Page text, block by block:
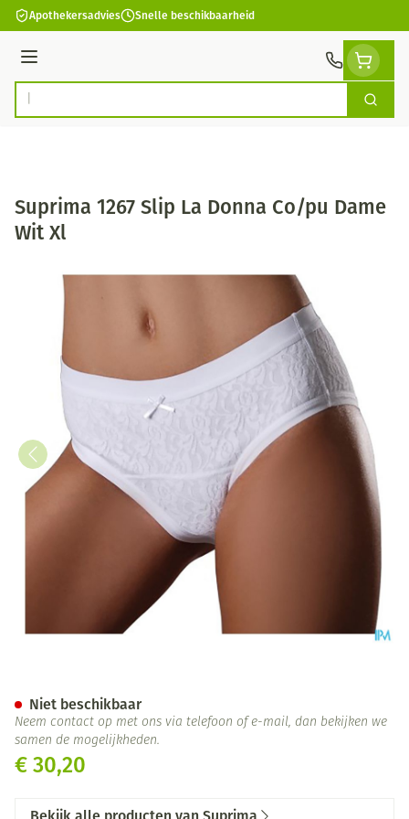
Ga naar de inhoud
Apothekersadvies Snelle beschikbaarheid
Menu
Product, merk, categorie... Zoek
Suprima 1267 Slip La Donna Co/pu Dame
Wit Xl
€ 30,20
Niet beschikbaar
Neem contact op met ons via telefoon of e-mail, dan bekijken we
samen de mogelijkheden.